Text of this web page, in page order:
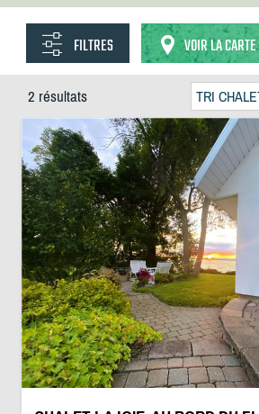
FILTRES VOIR LA CARTE
2 résultats TRI